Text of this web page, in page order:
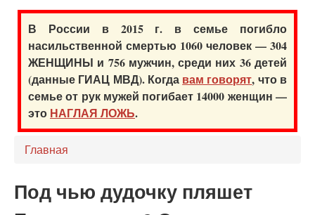
В России в 2015 г. в семье погибло
насильственной смертью 1060 человек — 304
ЖЕНЩИНЫ и 756 мужчин, среди них 36 детей
(данные ГИАЦ МВД). Когда вам говорят, что в
семье от рук мужей погибает 14000 женщин —
это НАГЛАЯ ЛОЖЬ.
Главная
Под чью дудочку пляшет